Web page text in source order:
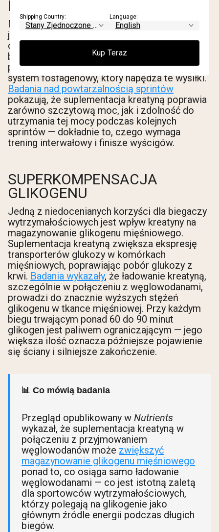
INTENSYWNOŚĆ WYSIŁKU
Najbardziej oczywistą korzyścią dla biegaczy
jest poprawa wyników w sprincie. Niezależnie
od tego, czy jesteś zapalonym sprinterem, czy
biegaczem długodystansowym, który na finiszu
przyspiesza, kreatyna bezpośrednio wspiera
system fosfagenowy, który napędza te wysiłki.
Badania nad powtarzalnością sprintów
pokazują, że suplementacja kreatyną poprawia
zarówno szczytową moc, jak i zdolność do
utrzymania tej mocy podczas kolejnych
sprintów — dokładnie to, czego wymaga
trening interwałowy i finisze wyścigów.
SUPERKOMPENSACJA
GLIKOGENU
Jedną z niedocenianych korzyści dla biegaczy
wytrzymałościowych jest wpływ kreatyny na
magazynowanie glikogenu mięśniowego.
Suplementacja kreatyną zwiększa ekspresję
transporterów glukozy w komórkach
mięśniowych, poprawiając pobór glukozy z
krwi. Badania wykazały, że ładowanie kreatyną,
szczególnie w połączeniu z węglowodanami,
prowadzi do znacznie wyższych stężeń
glikogenu w tkance mięśniowej. Przy każdym
biegu trwającym ponad 60 do 90 minut
glikogen jest paliwem ograniczającym — jego
większa ilość oznacza późniejsze pojawienie
się ściany i silniejsze zakończenie.
📊 Co mówią badania
Przegląd opublikowany w Nutrients
wykazał, że suplementacja kreatyną w
połączeniu z przyjmowaniem
węglowodanów może zwiększyć
magazynowanie glikogenu mięśniowego
ponad to, co osiąga samo ładowanie
węglowodanami — co jest istotną zaletą
dla sportowców wytrzymałościowych,
którzy polegają na glikogenie jako
głównym źródle energii podczas długich
biegów.
Shipping Country: Language:
Kup Teraz